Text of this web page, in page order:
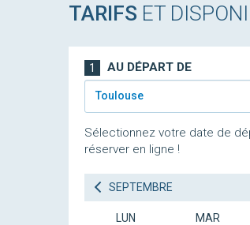
TARIFS ET
1 AU DÉPART DE
Toulouse
Sélectionnez votre date de
réserver en ligne !
SEPTEMBRE
LUN MAR